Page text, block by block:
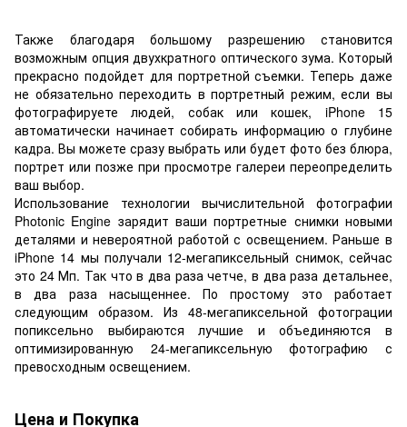
Также благодаря большому разрешению становится
возможным опция двухкратного оптического зума. Который
прекрасно подойдет для портретной съемки. Теперь даже
не обязательно переходить в портретный режим, если вы
фотографируете людей, собак или кошек, iPhone 15
автоматически начинает собирать информацию о глубине
кадра. Вы можете сразу выбрать или будет фото без блюра,
портрет или позже при просмотре галереи переопределить
ваш выбор.
Использование технологии вычислительной фотографии
Photonic Engine зарядит ваши портретные снимки новыми
деталями и невероятной работой с освещением. Раньше в
iPhone 14 мы получали 12-мегапиксельный снимок, сейчас
это 24 Мп. Так что в два раза четче, в два раза детальнее,
в два раза насыщеннее. По простому это работает
следующим образом. Из 48-мегапиксельной фотограции
попиксельно выбираются лучшие и объединяются в
оптимизированную 24-мегапиксельную фотографию с
превосходным освещением.
Цена и Покупка